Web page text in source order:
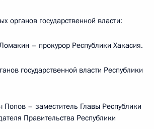
органов государственной власти:
– прокурор Республики Хакасия.
государственной власти Республики
Попов – заместитель Главы Республики
Правительства Республики